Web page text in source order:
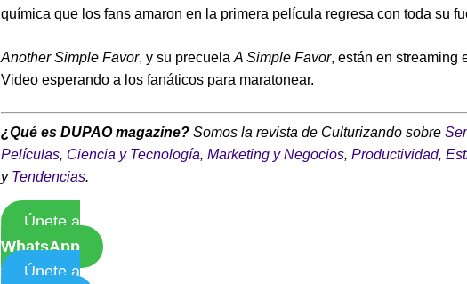
química que los fans amaron en la primera película regresa con toda su
Another Simple Favor, y su precuela A Simple Favor, están en streaming
Video esperando a los fanáticos para maratonear.
¿Qué es DUPAO magazine? Somos la revista de Culturizando sobre
Películas, Ciencia y Tecnología, Marketing y Negocios, Productividad,
y Tendencias.
Únete a
WhatsApp
Únete a